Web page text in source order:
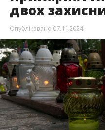
двох
Опубліковано 07.11.2024